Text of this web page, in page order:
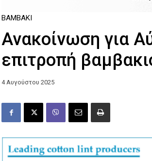
ΒΑΜΒΆΚΙ
Ανακοίνωση για
επιτροπή
4 Αυγούστου 2025